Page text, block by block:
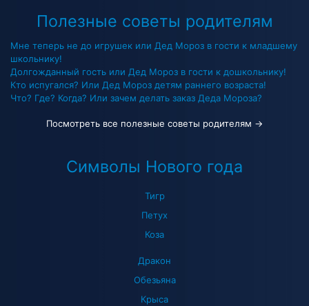
Полезные советы родителям
Мне теперь не до игрушек или Дед Мороз в гости к младшему
школьнику!
Долгожданный гость или Дед Мороз в гости к дошкольнику!
Кто испугался? Или Дед Мороз детям раннего возраста!
Что? Где? Когда? Или зачем делать заказ Деда Мороза?
Посмотреть все полезные советы родителям →
Символы Нового года
Тигр
Петух
Коза
Дракон
Обезьяна
Крыса